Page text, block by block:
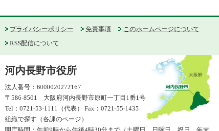
プライバシーポリシー 免責事項
このホームページについて
RSS配信について
河内長野市役所
法人番号：6000020272167
〒586-8501 大阪府河内長野市原町一丁目1番1号
Tel：0721-53-1111（代表） Fax：0721-55-1435
組織で探す（各課のページ）